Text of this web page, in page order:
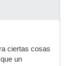
ciertas cosas
un